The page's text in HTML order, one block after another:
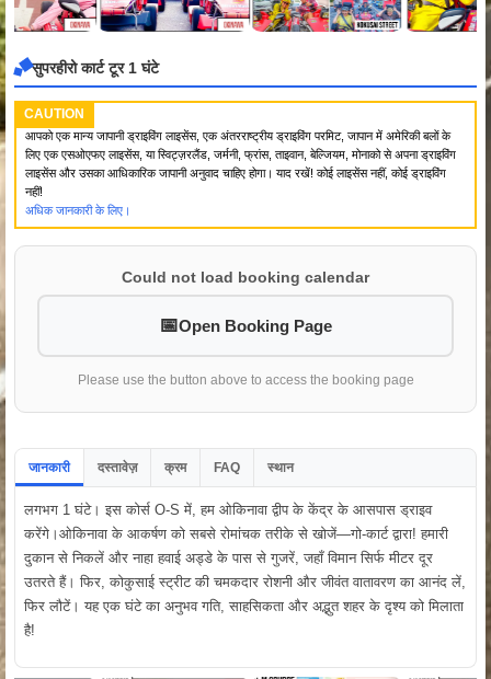
सुपरहीरो कार्ट टूर 1 घंटे
CAUTION
आपको एक मान्य जापानी ड्राइविंग लाइसेंस, एक अंतरराष्ट्रीय ड्राइविंग परमिट, जापान में अमेरिकी बलों के
लिए एक एसओएफए लाइसेंस, या स्विट्ज़रलैंड, जर्मनी, फ्रांस, ताइवान, बेल्जियम, मोनाको से अपना ड्राइविंग
लाइसेंस और उसका आधिकारिक जापानी अनुवाद चाहिए होगा। याद रखें! कोई लाइसेंस नहीं, कोई ड्राइविंग
नहीं!
अधिक जानकारी के लिए।
Could not load booking calendar
Open Booking Page
Please use the button above to access the booking page
जानकारी दस्तावेज़ क्रम FAQ स्थान
लगभग 1 घंटे। इस कोर्स O-S में, हम ओकिनावा द्वीप के केंद्र के आसपास ड्राइव
करेंगे।ओकिनावा के आकर्षण को सबसे रोमांचक तरीके से खोजें—गो-कार्ट द्वारा! हमारी
दुकान से निकलें और नाहा हवाई अड्डे के पास से गुजरें, जहाँ विमान सिर्फ मीटर दूर
उतरते हैं। फिर, कोकुसाई स्ट्रीट की चमकदार रोशनी और जीवंत वातावरण का आनंद लें,
फिर लौटें। यह एक घंटे का अनुभव गति, साहसिकता और अद्भुत शहर के दृश्य को मिलाता
है!